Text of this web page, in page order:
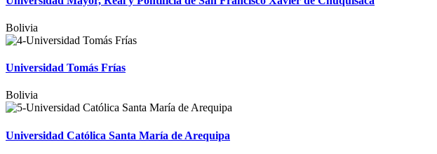
Bolivia
Universidad Tomás Frías
Bolivia
Universidad Católica Santa María de Arequipa